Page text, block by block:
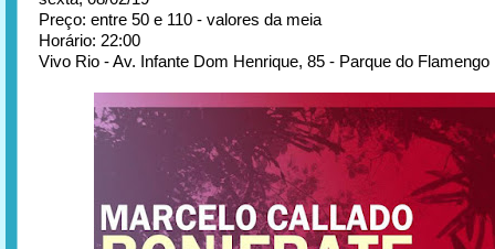
Preço: entre 50 e 110 - valores da meia
Horário: 22:00
Vivo Rio - Av. Infante Dom Henrique, 85 - Parque do Flamengo